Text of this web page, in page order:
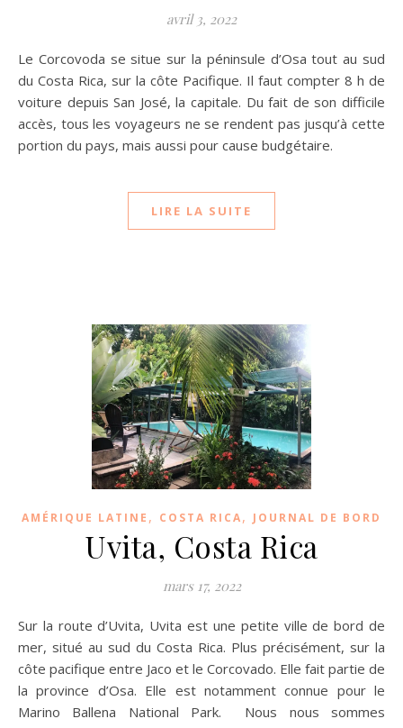
avril 3, 2022
Le Corcovoda se situe sur la péninsule d’Osa tout au sud
du Costa Rica, sur la côte Pacifique. Il faut compter 8 h de
voiture depuis San José, la capitale. Du fait de son difficile
accès, tous les voyageurs ne se rendent pas jusqu’à cette
portion du pays, mais aussi pour cause budgétaire.
LIRE LA SUITE
AMÉRIQUE LATINE , COSTA RICA, JOURNAL DE BORD
Uvita, Costa Rica
mars 17, 2022
Sur la route d’Uvita, Uvita est une petite ville de bord de
mer, situé au sud du Costa Rica. Plus précisément, sur la
côte pacifique entre Jaco et le Corcovado. Elle fait partie de
la province d’Osa. Elle est notamment connue pour le
Marino Ballena National Park. Nous nous sommes